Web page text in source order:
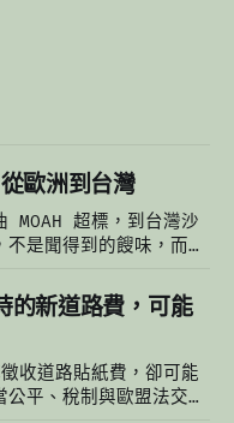
歐洲到台灣
MOAH 超標，到台灣沙
是聞得到的餿味，而是
的新道路費，可能
收道路貼紙費，卻可能
公平、稅制與歐盟法交